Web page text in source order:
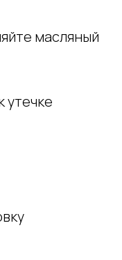
масляный
утечке